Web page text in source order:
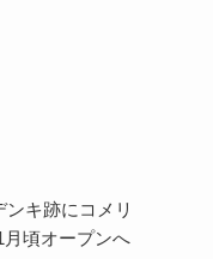
キ跡にコメリ
月頃オープンへ